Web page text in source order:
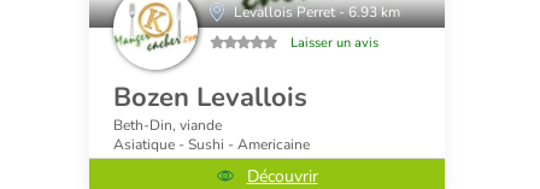
Levallois Perret - 6.93 km
Laisser un avis
Bozen Levallois
Beth-Din, viande
Asiatique - Sushi - Americaine
Découvrir